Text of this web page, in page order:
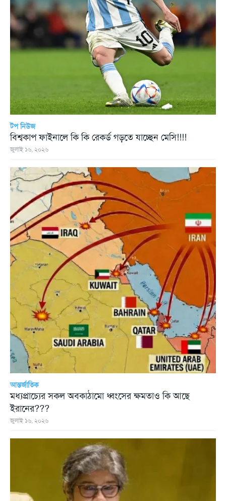
টপ নিউজ
বিশ্বকাপ ফাইনালে কি কি রেকর্ড গড়তে যাচ্ছেন মেসি!!!!
জুলাই ১৬, ২০২৬
আন্তর্জাতিক
মধ্যপ্রাচ্যের সকল অবকাঠামো ধ্বংসের ক্ষমতাও কি আছে
ইরানের???
জুলাই ১৬, ২০২৬